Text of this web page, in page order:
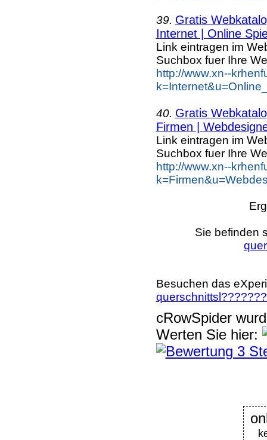
39. Gratis
Internet | Online
Link eintragen im
Suchbox fuer Ihre
http://www.xn--
40. Gratis
Firmen |
Link eintragen im
Suchbox fuer Ihre
http://www.xn--
Sie befinden
Besuchen das
cRowSpider
Werten Sie hier: